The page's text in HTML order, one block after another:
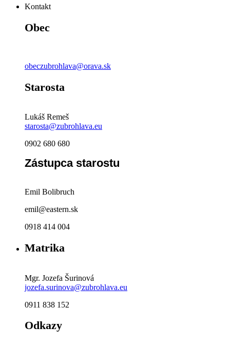
Kontakt
Obec
obeczubrohlava@orava.sk
Starosta
Lukáš Remeš
starosta@zubrohlava.eu
0902 680 680
Zástupca starostu
Emil Bolibruch
emil@eastern.sk
0918 414 004
Matrika
Mgr. Jozefa Šurinová
jozefa.surinova@zubrohlava.eu
0911 838 152
Odkazy